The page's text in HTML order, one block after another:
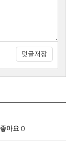
덧글저장
좋아요 0